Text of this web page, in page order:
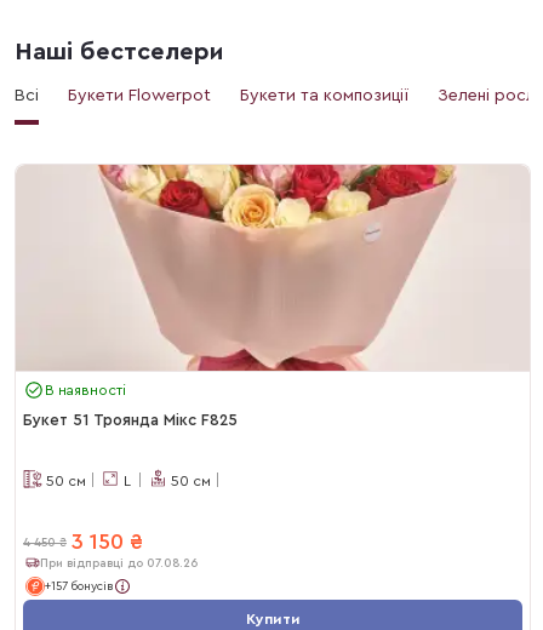
Наші бестселери
Всі Букети Flowerpot Букети та композиції Зелені
В наявності
Букет 51 Троянда Мікс F825
50 см L 50 см
4 450 ₴ 3 150 ₴
При відправці до 07.08.26
+157 бонусів
Купити